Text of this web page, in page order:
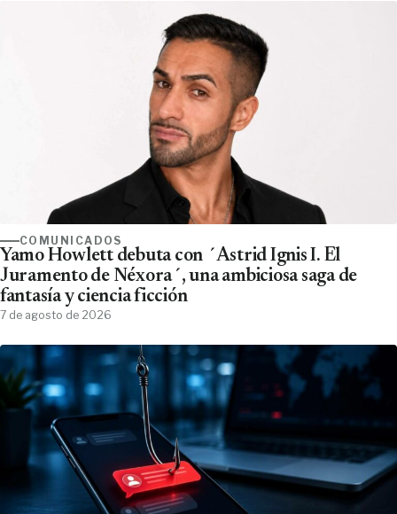
COMUNICADOS
Yamo Howlett debuta con ´Astrid Ignis I. El
Juramento de Néxora´, una ambiciosa saga de
fantasía y ciencia ficción
7 de agosto de 2026